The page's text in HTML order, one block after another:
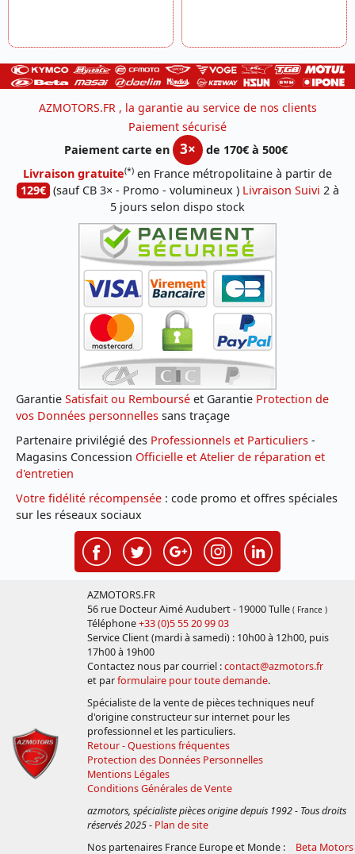
AZMOTORS.FR , la garantie au service de nos clients
Paiement sécurisé
Paiement carte en
3×
de 170€ à 500€
Livraison gratuite(*) en France métropolitaine à partir de
129€ (sauf CB 3× - Promo - volumineux ) Livraison Suivi 2 à
5 jours selon dispo stock
Garantie Satisfait ou Remboursé et Garantie Protection de
vos Données personnelles sans traçage
Partenaire privilégié des Professionnels et Particuliers -
Magasins Concession Officielle et Atelier de réparation et
d'entretien
Votre fidélité récompensée : code promo et offres spéciales
sur les réseaux sociaux
AZMOTORS.FR
56 rue Docteur Aimé Audubert - 19000 Tulle ( France )
Téléphone+33 (0)5 55 20 99 03
Service Client (mardi à samedi) : 10h00 à 12h00, puis
17h00 à 19h00
Contactez nous par courriel :contact@azmotors.fr
et parformulaire pour toute demande.
Spécialiste de la vente de pièces techniques neuf
d'origine constructeur sur internet pour les
professionnel et les particuliers.
Retour - Questions fréquentes
Protection des Données Personnelles
Mentions Légales
Conditions Générales de Vente
azmotors, spécialiste pièces origine depuis 1992 - Tous droits
réservés 2025- Plan de site
Nos partenaires France Europe et Monde :
Beta Motors